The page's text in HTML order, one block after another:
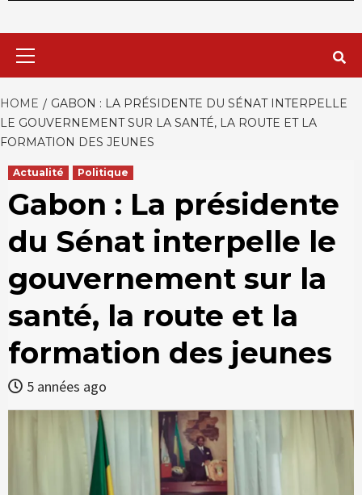
HOME
GABON : LA PRÉSIDENTE DU SÉNAT INTERPELLE
LE GOUVERNEMENT SUR LA SANTÉ, LA ROUTE ET LA
FORMATION DES JEUNES
Actualité Politique
Gabon : La présidente
du Sénat interpelle le
gouvernement sur la
santé, la route et la
formation des jeunes
5 années ago